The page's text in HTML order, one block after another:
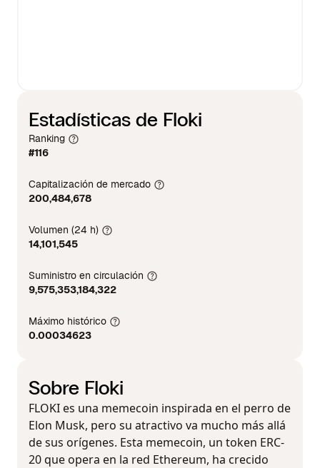
Estadísticas de Floki
Ranking
#116
Capitalización de mercado
200,484,678
Volumen (24 h)
14,101,545
Suministro en circulación
9,575,353,184,322
Máximo histórico
0.00034623
Sobre Floki
FLOKI es una memecoin inspirada en el perro de
Elon Musk, pero su atractivo va mucho más allá
de sus orígenes. Esta memecoin, un token ERC-
20 que opera en la red Ethereum, ha crecido